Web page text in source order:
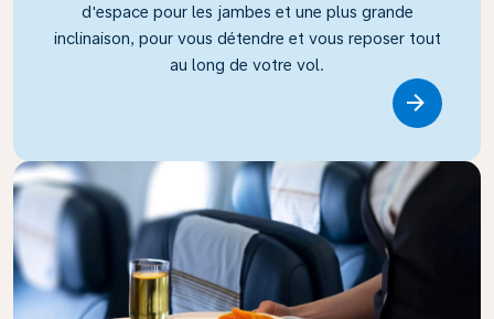
d'espace pour les jambes et une plus grande
inclinaison, pour vous détendre et vous reposer tout
au long de votre vol.